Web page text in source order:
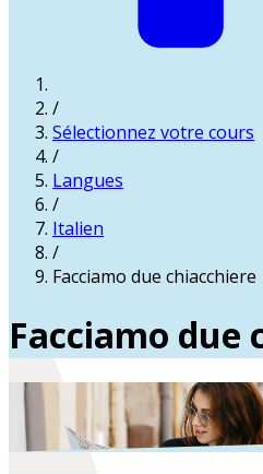
/
Sélectionnez votre cours
/
Langues
/
Italien
/
Facciamo due chiacchiere
Facciamo due